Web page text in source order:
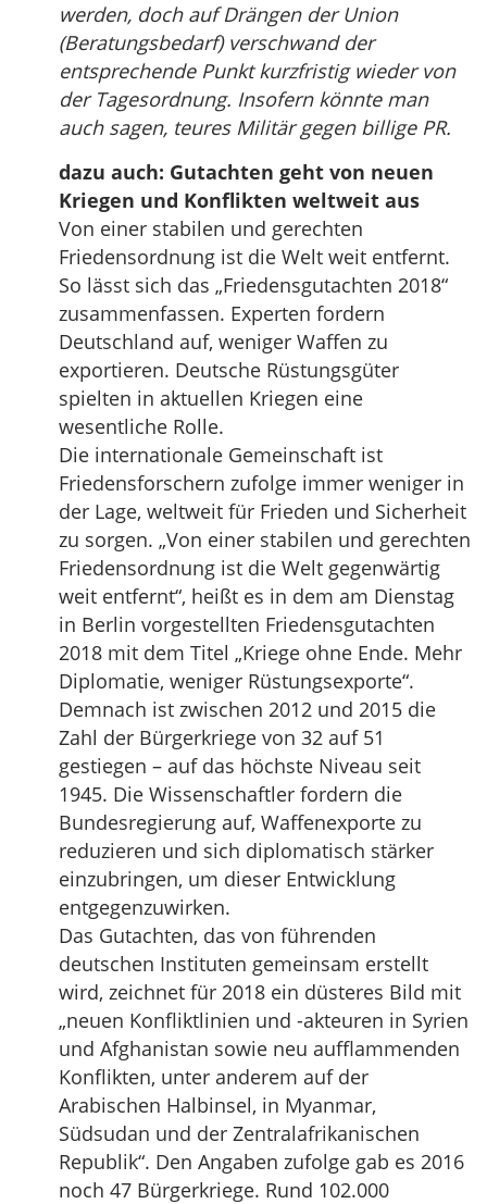
werden, doch auf Drängen der Union
(Beratungsbedarf) verschwand der
entsprechende Punkt kurzfristig wieder von
der Tagesordnung. Insofern könnte man
auch sagen, teures Militär gegen billige PR.
dazu auch: Gutachten geht von neuen
Kriegen und Konflikten weltweit aus
Von einer stabilen und gerechten
Friedensordnung ist die Welt weit entfernt.
So lässt sich das „Friedensgutachten 2018“
zusammenfassen. Experten fordern
Deutschland auf, weniger Waffen zu
exportieren. Deutsche Rüstungsgüter
spielten in aktuellen Kriegen eine
wesentliche Rolle.
Die internationale Gemeinschaft ist
Friedensforschern zufolge immer weniger in
der Lage, weltweit für Frieden und Sicherheit
zu sorgen. „Von einer stabilen und gerechten
Friedensordnung ist die Welt gegenwärtig
weit entfernt“, heißt es in dem am Dienstag
in Berlin vorgestellten Friedensgutachten
2018 mit dem Titel „Kriege ohne Ende. Mehr
Diplomatie, weniger Rüstungsexporte“.
Demnach ist zwischen 2012 und 2015 die
Zahl der Bürgerkriege von 32 auf 51
gestiegen – auf das höchste Niveau seit
1945. Die Wissenschaftler fordern die
Bundesregierung auf, Waffenexporte zu
reduzieren und sich diplomatisch stärker
einzubringen, um dieser Entwicklung
entgegenzuwirken.
Das Gutachten, das von führenden
deutschen Instituten gemeinsam erstellt
wird, zeichnet für 2018 ein düsteres Bild mit
„neuen Konfliktlinien und -akteuren in Syrien
und Afghanistan sowie neu aufflammenden
Konflikten, unter anderem auf der
Arabischen Halbinsel, in Myanmar,
Südsudan und der Zentralafrikanischen
Republik“. Den Angaben zufolge gab es 2016
noch 47 Bürgerkriege. Rund 102.000